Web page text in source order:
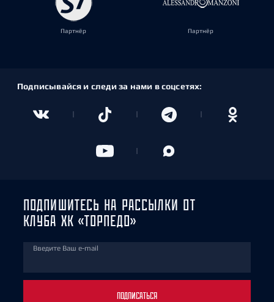
Партнёр Партнёр
Подписывайся и следи за нами в соцсетях:
ПОДПИШИТЕСЬ НА РАССЫЛКИ ОТ
КЛУБА ХК «ТОРПЕДО»
Введите Ваш e-mail
ПОДПИСАТЬСЯ